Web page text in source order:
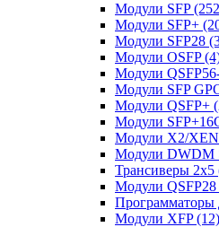
Модули SFP
Модули SFP+
Модули SFP28
Модули OSFP
Модули
Модули SFP
Модули QSFP+
Модули
Модули X2/
Модули DWDM
Трансиверы 2x5
Модули QSFP28
Программаторы
Модули XFP(12)